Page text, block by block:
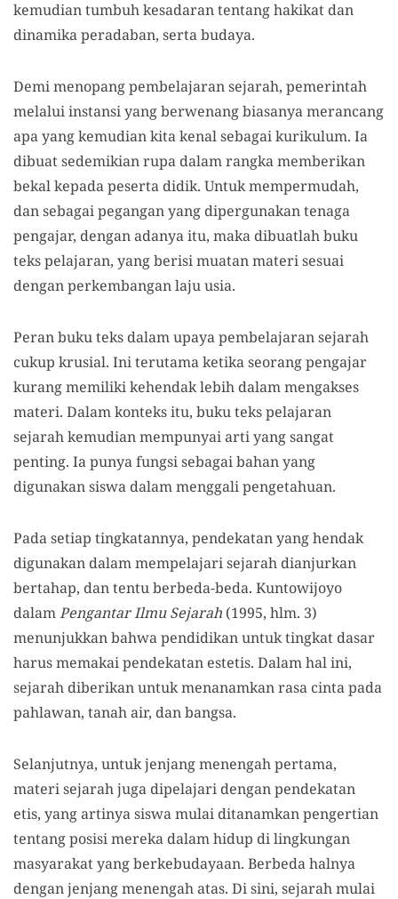
kemudian tumbuh kesadaran tentang hakikat dan
dinamika peradaban, serta budaya.
Demi menopang pembelajaran sejarah, pemerintah
melalui instansi yang berwenang biasanya merancang
apa yang kemudian kita kenal sebagai kurikulum. Ia
dibuat sedemikian rupa dalam rangka memberikan
bekal kepada peserta didik. Untuk mempermudah,
dan sebagai pegangan yang dipergunakan tenaga
pengajar, dengan adanya itu, maka dibuatlah buku
teks pelajaran, yang berisi muatan materi sesuai
dengan perkembangan laju usia.
Peran buku teks dalam upaya pembelajaran sejarah
cukup krusial. Ini terutama ketika seorang pengajar
kurang memiliki kehendak lebih dalam mengakses
materi. Dalam konteks itu, buku teks pelajaran
sejarah kemudian mempunyai arti yang sangat
penting. Ia punya fungsi sebagai bahan yang
digunakan siswa dalam menggali pengetahuan.
Pada setiap tingkatannya, pendekatan yang hendak
digunakan dalam mempelajari sejarah dianjurkan
bertahap, dan tentu berbeda-beda. Kuntowijoyo
dalamPengantar Ilmu Sejarah (1995, hlm. 3)
menunjukkan bahwa pendidikan untuk tingkat dasar
harus memakai pendekatan estetis. Dalam hal ini,
sejarah diberikan untuk menanamkan rasa cinta pada
pahlawan, tanah air, dan bangsa.
Selanjutnya, untuk jenjang menengah pertama,
materi sejarah juga dipelajari dengan pendekatan
etis, yang artinya siswa mulai ditanamkan pengertian
tentang posisi mereka dalam hidup di lingkungan
masyarakat yang berkebudayaan. Berbeda halnya
dengan jenjang menengah atas. Di sini, sejarah mulai